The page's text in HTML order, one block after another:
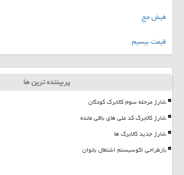
فیش حج
قیمت بیسیم
پربیننده ترین ها
شارژ مرحله سوم کالابرگ کودکان
شارژ کالابرگ کد ملی های باقی مانده
شارژ جدید کالابرگ ها
بازطراحی اکوسیستم اشتغال بانوان